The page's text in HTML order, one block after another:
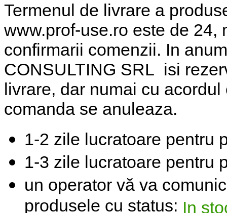
Termenul de livrare a
www.prof-use.ro este de 24,
confirmarii comenzii. In
CONSULTING SRL isi
livrare, dar numai cu
comanda se anuleaza.
1-2 zile lucratoare pentru
1-3 zile lucratoare pentru
un operator vă va
produsele cu status: In